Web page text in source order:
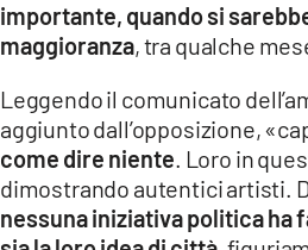
importante, quando si
maggioranza, tra qualche
Leggendo il comunicato
aggiunto dall’opposizione,
come dire niente. Loro in
dimostrando autentici artisti.
nessuna iniziativa politica ha